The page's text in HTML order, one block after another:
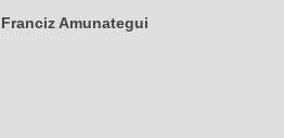
Franciz Amunategui